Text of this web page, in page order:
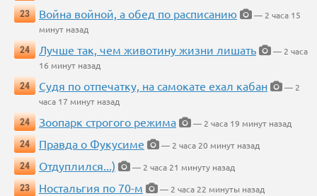
23
Война войной, а обед по расписанию
— 2 часа 15
минут назад
24
Лучше так, чем животину жизни лишать
— 2 часа
16 минут назад
24
Судя по отпечатку, на самокате ехал кабан
— 2
часа 17 минут назад
24
Зоопарк строгого режима
— 2 часа 19 минут назад
24
Правда о Фукусиме
— 2 часа 20 минут назад
24
Отдуплился...)
— 2 часа 21 минуту назад
23
Ностальгия по 70-м — 2 часа 22 минуты назад